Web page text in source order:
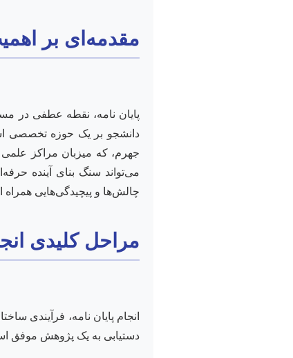
مقدمه‌ای بر
پایان نامه، نقطه عطفی در
دانشجو بر یک حوزه تخصصی
جهرم، که میزبان مراکز
می‌تواند سنگ بنای آینده
چالش‌ها و پیچیدگی‌هایی
مراحل کلیدی
انجام پایان نامه، فرآیندی
دستیابی به یک پژوهش موفق